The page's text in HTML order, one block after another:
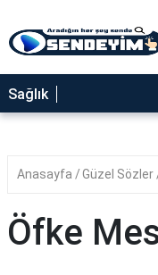
SAĞLIK
NEDİR
YEMEK
RÜYA
Sağlık
Anasayfa Güzel Sözler
Öfke